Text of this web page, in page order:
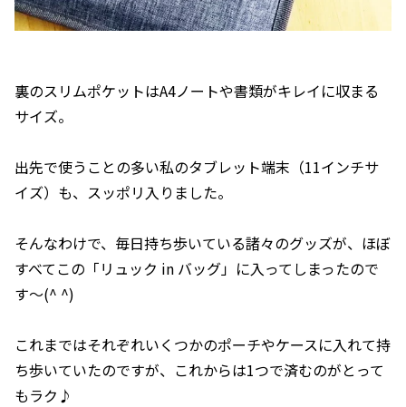
裏のスリムポケットはA4ノートや書類がキレイに収まる
サイズ。
出先で使うことの多い私のタブレット端末（11インチサ
イズ）も、スッポリ入りました。
そんなわけで、毎日持ち歩いている諸々のグッズが、ほぼ
すべてこの「リュック in バッグ」に入ってしまったので
す〜(^ ^)
これまではそれぞれいくつかのポーチやケースに入れて持
ち歩いていたのですが、これからは1つで済むのがとって
もラク♪